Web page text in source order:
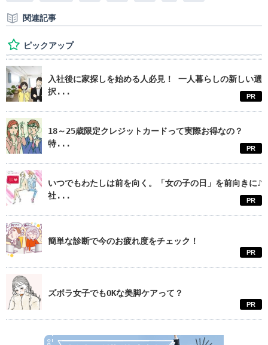
関連記事
ピックアップ
入社後に家探しを始める人必見！ 一人暮らしの新しい選
択...
PR
18～25歳限定クレジットカードって実際お得なの？
特...
PR
いつでもわたしは前を向く。「女の子の日」を前向きに♪
社...
PR
簡単な診断で今のお疲れ度をチェック！
PR
ズボラ女子でもOKな美脚ケアって？
PR